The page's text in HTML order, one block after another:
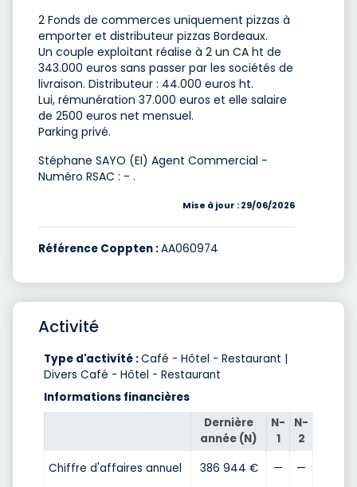
2 Fonds de commerces uniquement pizzas à
emporter et distributeur pizzas Bordeaux.
Un couple exploitant réalise à 2 un CA ht de
343.000 euros sans passer par les sociétés de
livraison. Distributeur : 44.000 euros ht.
Lui, rémunération 37.000 euros et elle salaire
de 2500 euros net mensuel.
Parking privé.
Stéphane SAYO (EI) Agent Commercial -
Numéro RSAC : - .
Mise à jour : 29/06/2026
Référence Coppten :AA060974
Activité
Type d'activité :Café - Hôtel - Restaurant |
Divers Café - Hôtel - Restaurant
Informations financières
Dernière
année (N)
N-
1
N-
2
Chiffre d'affaires annuel
386 944 € — —